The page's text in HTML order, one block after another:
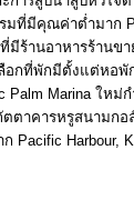
มที่มีคุณค่าต่ำมาก
ร้านอาหารร้านขา
อกที่พักมีตั้งแต่หอพั
Marina ใหม่
ตาคารหรูสนามกอ
Pacific Harbour,